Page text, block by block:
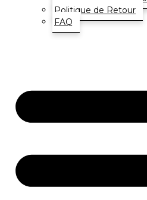
Politique de Retour
FAQ